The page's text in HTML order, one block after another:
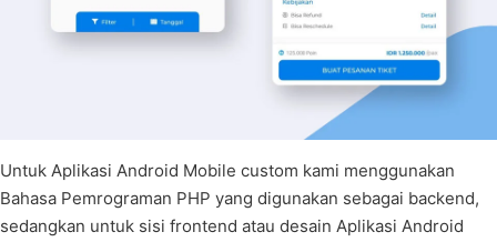
Untuk Aplikasi Android Mobile custom kami menggunakan
Bahasa Pemrograman PHP yang digunakan sebagai backend,
sedangkan untuk sisi frontend atau desain Aplikasi Android